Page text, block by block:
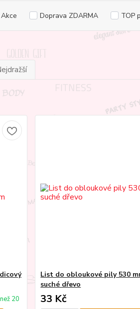
Akce Doprava ZDARMA TOP
20
List do obloukové pily 530
suché dřevo
33 Kč